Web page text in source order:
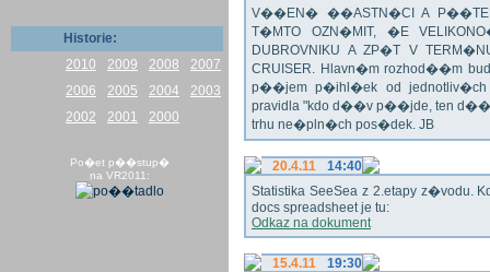
Historie:
2010
2009 2008
2007
2006
2005 2004
2003
2002
2001 2000
Po�et p��stup�
na VR2011:
V��EN� ��ASTN�CI A
T�MTO OZN�MIT, �E
DUBROVNIKU A ZP�T V
CRUISER. Hlavn�m rozhod��m
p��jem p�ihl�ek od
pravidla "kdo d��v p��jde, ten
trhu ne�pln�ch pos�dek. JB
20.4.11
14:40
Statistika SeeSea z 2.etapy z�vodu.
docs spreadsheet je tu:
Odkaz na dokument
15.4.11
19:30